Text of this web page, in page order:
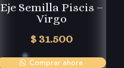
Eje Semilla Piscis –
Virgo
$ 31.500
Comprar ahora